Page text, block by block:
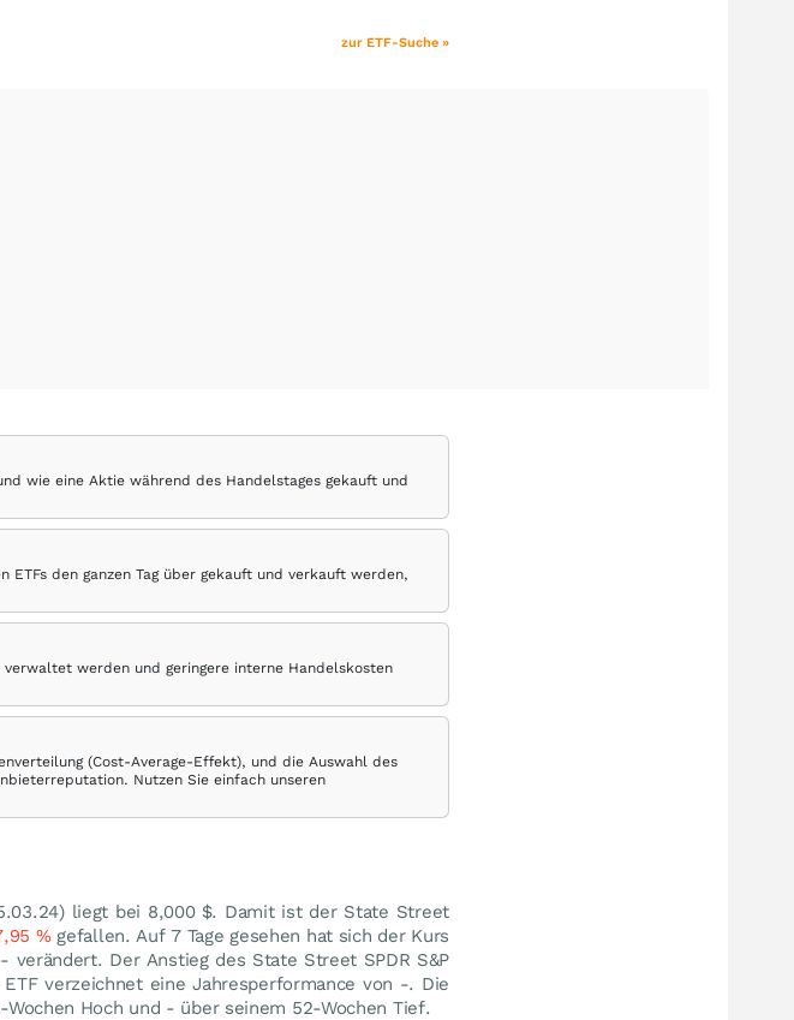
zur ETF-Suche »
wie eine Aktie während des Handelstages gekauft und
den ganzen Tag über gekauft und verkauft werden,
werden und geringere interne Handelskosten
(Cost-Average-Effekt), und die Auswahl des
Nutzen Sie einfach unseren
) liegt bei 8,000 $. Damit ist der State Street
%gefallen. Auf 7 Tage gesehen hat sich der Kurs
verändert. Der Anstieg des State Street SPDR S&P
verzeichnet eine Jahresperformance von -. Die
Hoch und - über seinem 52-Wochen Tief.